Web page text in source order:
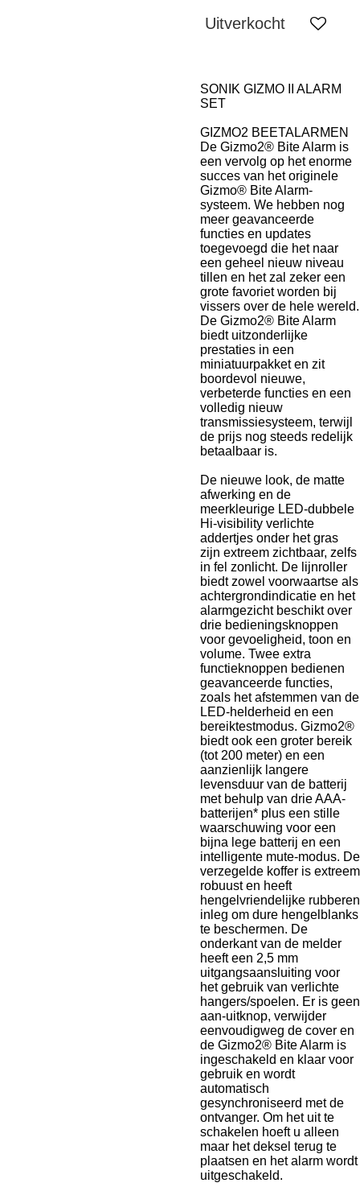
Uitverkocht
SONIK GIZMO II ALARM
SET
GIZMO2 BEETALARMEN
De Gizmo2® Bite Alarm is
een vervolg op het enorme
succes van het originele
Gizmo® Bite Alarm-
systeem. We hebben nog
meer geavanceerde
functies en updates
toegevoegd die het naar
een geheel nieuw niveau
tillen en het zal zeker een
grote favoriet worden bij
vissers over de hele wereld.
De Gizmo2® Bite Alarm
biedt uitzonderlijke
prestaties in een
miniatuurpakket en zit
boordevol nieuwe,
verbeterde functies en een
volledig nieuw
transmissiesysteem, terwijl
de prijs nog steeds redelijk
betaalbaar is.
De nieuwe look, de matte
afwerking en de
meerkleurige LED-dubbele
Hi-visibility verlichte
addertjes onder het gras
zijn extreem zichtbaar, zelfs
in fel zonlicht. De lijnroller
biedt zowel voorwaartse als
achtergrondindicatie en het
alarmgezicht beschikt over
drie bedieningsknoppen
voor gevoeligheid, toon en
volume. Twee extra
functieknoppen bedienen
geavanceerde functies,
zoals het afstemmen van de
LED-helderheid en een
bereiktestmodus. Gizmo2®
biedt ook een groter bereik
(tot 200 meter) en een
aanzienlijk langere
levensduur van de batterij
met behulp van drie AAA-
batterijen* plus een stille
waarschuwing voor een
bijna lege batterij en een
intelligente mute-modus. De
verzegelde koffer is extreem
robuust en heeft
hengelvriendelijke rubberen
inleg om dure hengelblanks
te beschermen. De
onderkant van de melder
heeft een 2,5 mm
uitgangsaansluiting voor
het gebruik van verlichte
hangers/spoelen. Er is geen
aan-uitknop, verwijder
eenvoudigweg de cover en
de Gizmo2® Bite Alarm is
ingeschakeld en klaar voor
gebruik en wordt
automatisch
gesynchroniseerd met de
ontvanger. Om het uit te
schakelen hoeft u alleen
maar het deksel terug te
plaatsen en het alarm wordt
uitgeschakeld.